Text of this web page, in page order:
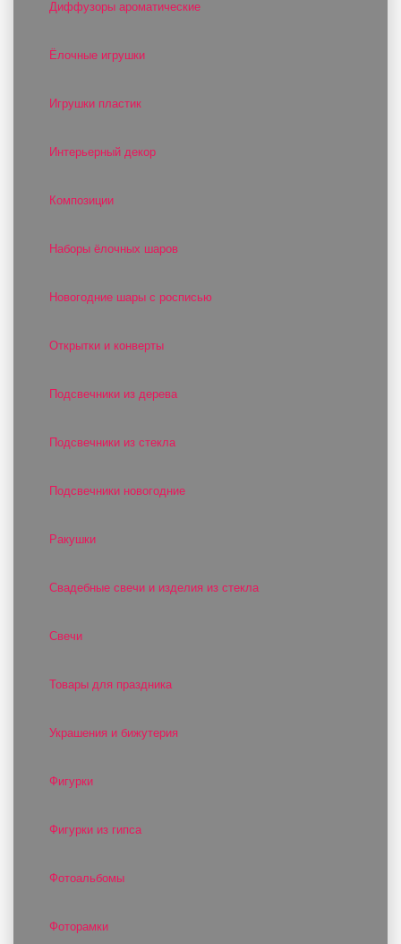
Диффузоры ароматические
Ёлочные игрушки
Игрушки пластик
Интерьерный декор
Композиции
Наборы ёлочных шаров
Новогодние шары с росписью
Открытки и конверты
Подсвечники из дерева
Подсвечники из стекла
Подсвечники новогодние
Ракушки
Свадебные свечи и изделия из стекла
Свечи
Товары для праздника
Украшения и бижутерия
Фигурки
Фигурки из гипса
Фотоальбомы
Фоторамки